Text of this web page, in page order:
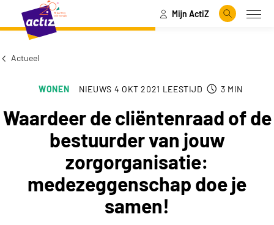
Naar hoofdinhoud
Naar menu Mijn ActiZ
Zoeken
Actueel
WONEN NIEUWS 4 OKT 2021 LEESTIJD 3 MIN
Waardeer de cliëntenraad of de
bestuurder van jouw
zorgorganisatie:
medezeggenschap doe je
samen!